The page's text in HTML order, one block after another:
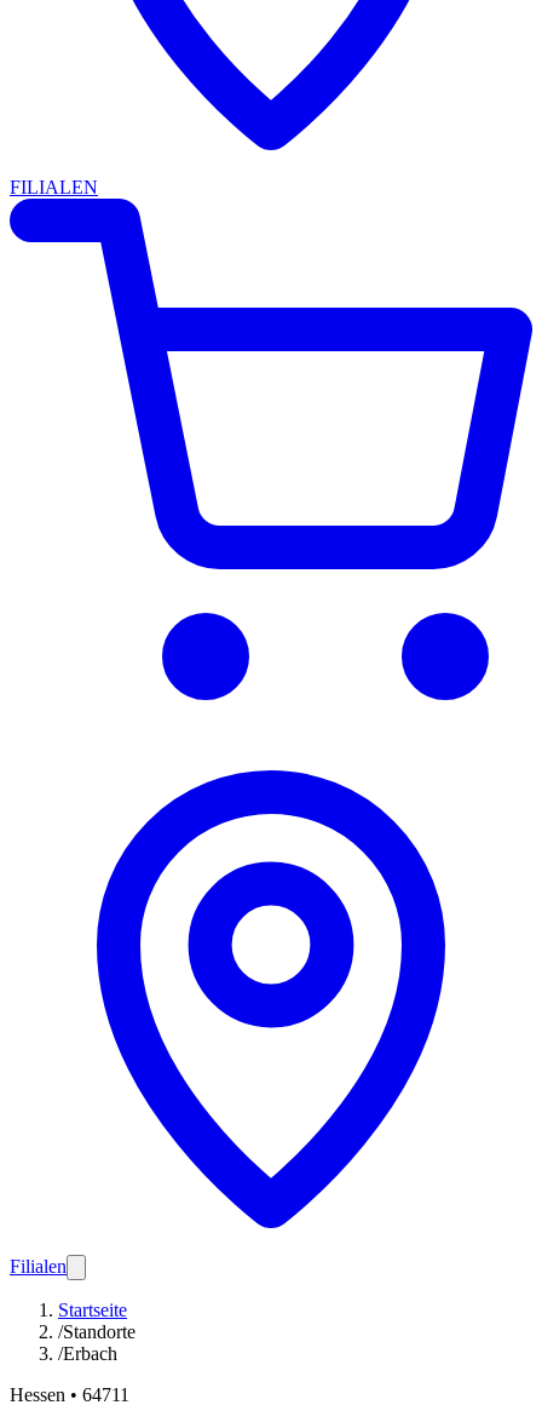
FILIALEN
Filialen
Startseite
/Standorte
/Erbach
Hessen • 64711